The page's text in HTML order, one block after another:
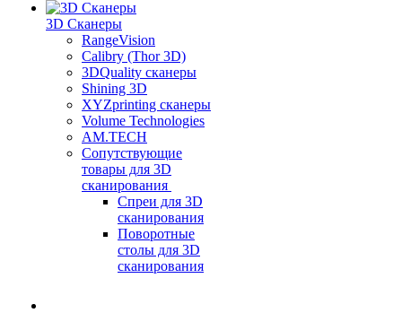
3D Сканеры
RangeVision
Calibry (Thor 3D)
3DQuality сканеры
Shining 3D
XYZprinting сканеры
Volume Technologies
AM.TECH
Сопутствующие
товары для 3D
сканирования
Спреи для 3D
сканирования
Поворотные
столы для 3D
сканирования